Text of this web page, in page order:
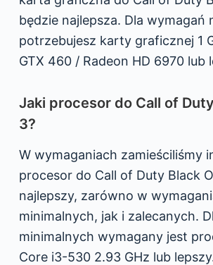
będzie najlepsza. Dla wymagań
potrzebujesz karty graficznej 1
GTX 460 / Radeon HD 6970 lub
Jaki procesor do Call of
3?
W wymaganiach zamieściliśmy
procesor do Call of Duty Black
najlepszy, zarówno w
minimalnych, jak i zalecanych.
minimalnych wymagany jest
Core i3-530 2.93 GHz lub